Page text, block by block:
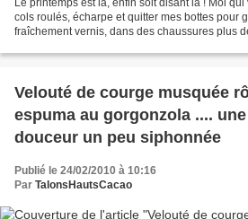
cols roulés, écharpe et quitter mes bottes pour
fraîchement vernis, dans des chaussures plus
Velouté de courge musquée
espuma au gorgonzola ....
douceur un peu siphonnée
Publié le 24/02/2010 à 10:16
Par TalonsHautsCacao